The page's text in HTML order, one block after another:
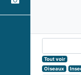
Tout voir
Oiseaux